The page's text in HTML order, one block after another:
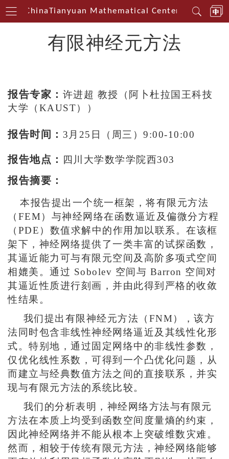
ChinaTianyuan Mathematical Centerin
有限神经元方法
报告专家： 许进超 教授（阿卜杜拉国王科技
大学（KAUST））
报告时间： 3月25日（周三）9:00-10:00
报告地点： 四川大学数学学院西303
报告摘要：
本报告提出一个统一框架，将有限元方法
（FEM）与神经网络在函数逼近及偏微分方程
（PDE）数值求解中的作用加以联系。在该框
架下，神经网络提供了一类丰富的试探函数，
其逼近能力可与有限元空间及高阶多项式空间
相媲美。通过 Sobolev 空间与 Barron 空间对
其逼近性质进行刻画，并由此得到严格的收敛
性结果。
我们提出有限神经元方法（ FNM），该方
法同时包含非线性神经网络逼近及其线性化形
式。特别地，通过固定网络中的非线性参数，
仅优化线性系数，可得到一个凸优化问题，从
而建立与经典数值方法之间的直接联系，并实
现与有限元方法的系统比较。
我们的分析表明，神经网络方法与有限元
方法在本质上均受到函数空间度量熵的约束，
因此神经网络并不能从根本上突破维数灾难。
然而，相较于传统有限元方法，神经网络能够